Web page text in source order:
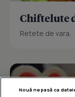
Chiftelute
Retete de vara.
Nouă ne pasă ca